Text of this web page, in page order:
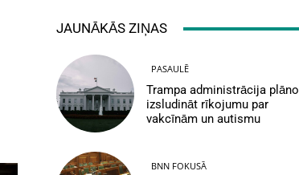
JAUNĀKĀS ZIŅAS
PASAULĒ
Trampa administrācija plāno
izsludināt rīkojumu par
vakcīnām un autismu
BNN FOKUSĀ